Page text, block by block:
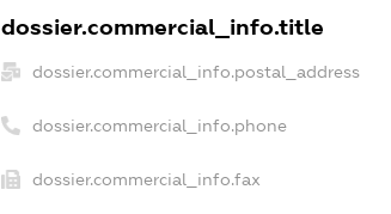
dossier.commercial_info.title
dossier.commercial_info.postal_address
dossier.commercial_info.phone
dossier.commercial_info.fax